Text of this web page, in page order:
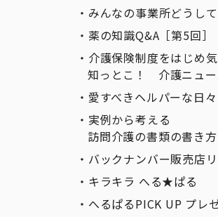
みんなの事業所どうして
薬の知識Q&A［第5回］
介護保険制度をはじめ
知っとこ！ 介護ニュー
愛すべきヘルパーな日々
実例から考える
訪問介護の書類の書き方
バックナンバー販売店
キラキラ へる★ぱる
へるぱるPICK UP プレ